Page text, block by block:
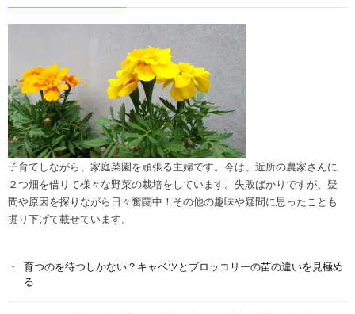
子育てしながら、家庭菜園を頑張る主婦です。今は、近所の農家さんに
２つ畑を借りて様々な野菜の栽培をしています。失敗ばかりですが、疑
問や原因を探りながら日々奮闘中！その他の趣味や疑問に思ったことも
掘り下げて載せています。
育つのを待つしかない？キャベツとブロッコリーの苗の違いを見極め
る